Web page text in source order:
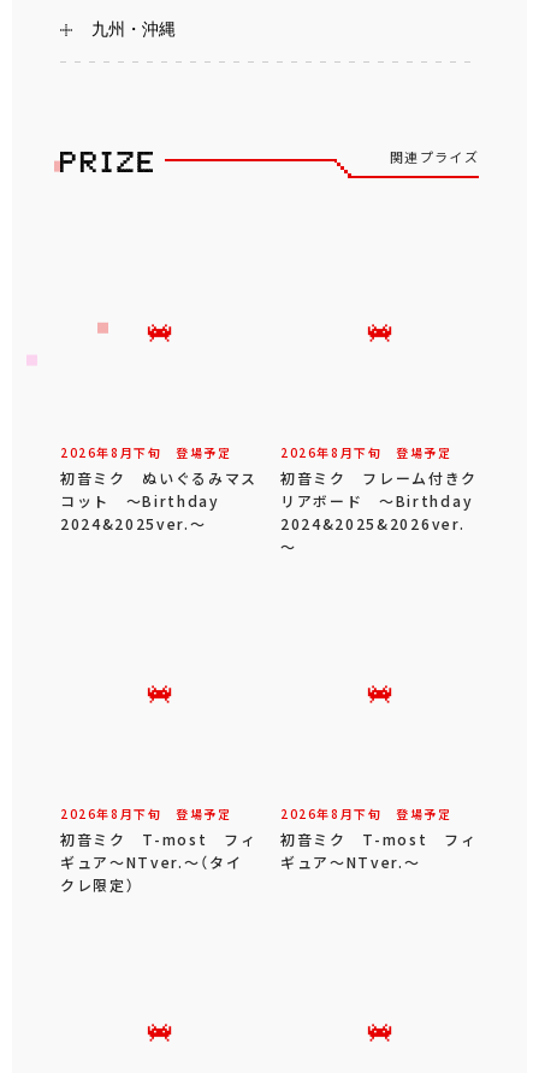
九州・沖縄
関連プライズ
2026年8 月下旬 登場予定
初音ミク ぬいぐるみマス
コット ～Birthday
2024&2025ver.～
2026年8 月下旬 登場予定
初音ミク フレーム付きク
リアボード ～Birthday
2024&2025&2026ver.
～
2026年8 月下旬 登場予定
初音ミク T-most フィ
ギュア～NTver.～（タイ
クレ限定）
2026年8 月下旬 登場予定
初音ミク T-most フィ
ギュア～NTver.～